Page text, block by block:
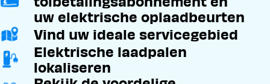
uw elektrische oplaadbeurten
Vind uw ideale servicegebied
Elektrische laadpalen
lokaliseren